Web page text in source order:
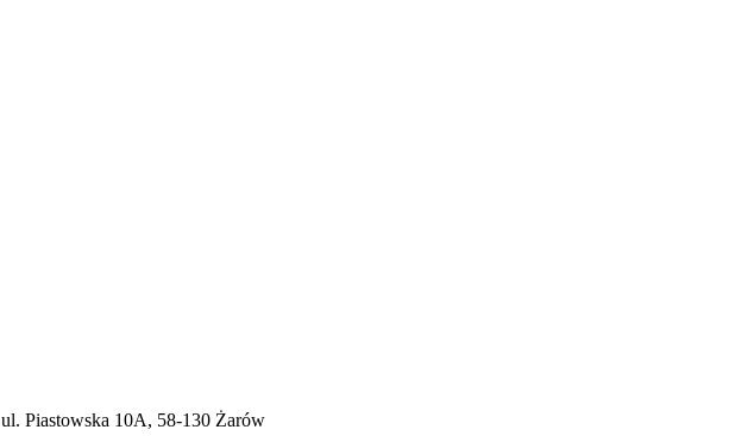
ul. Piastowska 10A, 58-130 Żarów